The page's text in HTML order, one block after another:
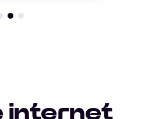
internet